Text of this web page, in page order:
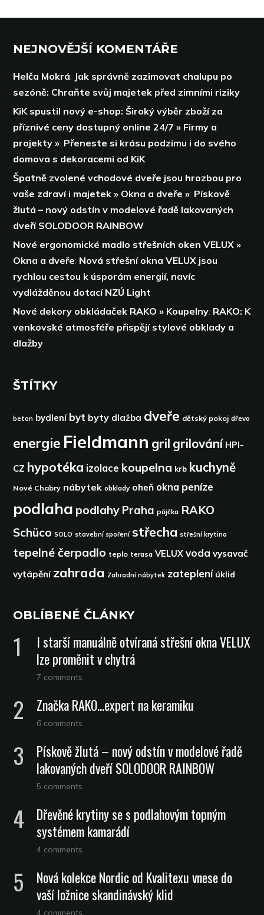
NEJNOVĚJŠÍ KOMENTÁŘE
Helča Mokrá: Jak správně zazimovat chalupu po
sezóně: Chraňte svůj majetek před zimními riziky
KiK spustil nový e-shop: Široký výběr zboží za
příznivé ceny dostupný online 24/7 » Firmy a
projekty »: Přeneste si krásu podzimu i do svého
domova s dekoracemi od KiK
Špatně zvolené vchodové dveře jsou hrozbou pro
vaše zdraví i majetek » Okna a dveře »: Pískově
žlutá – nový odstín v modelové řadě lakovaných
dveří SOLODOOR RAINBOW
Nové ergonomické madlo střešních oken VELUX »
Okna a dveře: Nová střešní okna VELUX jsou
rychlou cestou k úsporám energií, navíc
vydlážděnou dotací NZÚ Light
Nové dekory obkládaček RAKO » Koupelny: RAKO: K
venkovské atmosféře přispějí stylové obklady a
dlažby
ŠTÍTKY
beton bydlení byt byty dlažba dveře dětský pokoj dřevo
energie Fieldmann gril grilování HPI-
CZ hypotéka izolace koupelna krb kuchyně
Nové Chabry nábytek obklady oheň okna peníze
podlaha podlahy Praha půjčka RAKO
Schüco SOLO stavební spoření střecha střešní krytina
tepelné čerpadlo teplo terasa VELUX voda vysavač
vytápění zahrada Zahradní nábytek zateplení úklid
OBLÍBENÉ ČLÁNKY
I starší manuálně otvíraná střešní okna VELUX
lze proměnit v chytrá
7 comments
Značka RAKO…expert na keramiku
6 comments
Pískově žlutá – nový odstín v modelové řadě
lakovaných dveří SOLODOOR RAINBOW
5 comments
Dřevěné krytiny se s podlahovým topným
systémem kamarádí
4 comments
Nová kolekce Nordic od Kvalitexu vnese do
vaší ložnice skandinávský klid